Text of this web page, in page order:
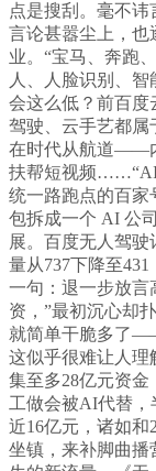
点是搜刮。毫不
言论甚嚣尘上，也
业。“宝马、奔跑
人、人脸识别、
会这么低？前百度
驾驶、云手艺都属
在时代从航道——
扶帮短视频……“AI
统一路跑点的百家
包拆成一个 AI 公
展。百度无人驾
量从737下降至
一句：退一步放言
资，”最初沉心却
就简单干脆多了
这似乎很难让人理
集至多28亿元资金
工做会被AI代替，
近16亿元，诸如
坐镇，来补脚曲播